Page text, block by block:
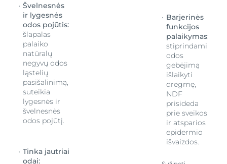
Švelnesnės
ir lygesnės
odos pojūtis:
šlapalas
palaiko
natūralų
negyvų odos
ląstelių
pasišalinimą,
suteikia
lygesnės ir
švelnesnės
odos pojūtį.
Tinka jautriai
odai:
Barjerinės
funkcijos
palaikymas:
stiprindami
odos
gebėjimą
išlaikyti
drėgmę,
NDF
prisideda
prie sveikos
ir atsparios
epidermio
išvaizdos.